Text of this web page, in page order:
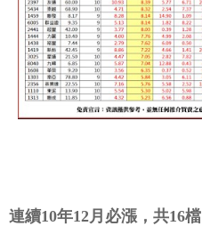
連續10年12月必漲，共16檔